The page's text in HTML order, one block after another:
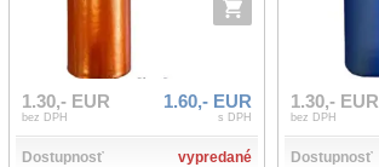
1.30,- EUR
bez DPH
1.60,- EUR
s DPH
Dostupnosť vypredané
1.30,- EUR
bez DPH
Dostupnosť